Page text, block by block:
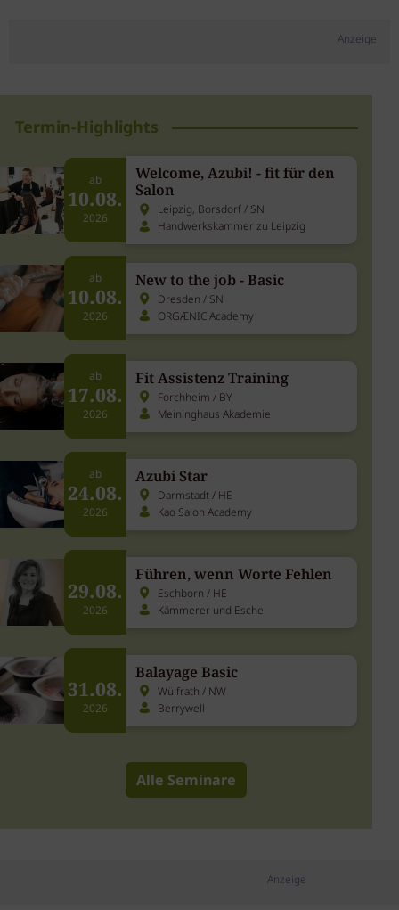
Anzeige
Termin-Highlights
ab
10.08.
2026
Welcome, Azubi! - fit für den
Salon
Leipzig, Borsdorf / SN
Handwerkskammer zu Leipzig
ab
10.08.
2026
New to the job - Basic
Dresden / SN
ORGÆNIC Academy
ab
17.08.
2026
Fit Assistenz Training
Forchheim / BY
Meininghaus Akademie
ab
24.08.
2026
Azubi Star
Darmstadt / HE
Kao Salon Academy
29.08.
2026
Führen, wenn Worte Fehlen
Eschborn / HE
Kämmerer und Esche
31.08.
2026
Balayage Basic
Wülfrath / NW
Berrywell
Alle Seminare
Anzeige